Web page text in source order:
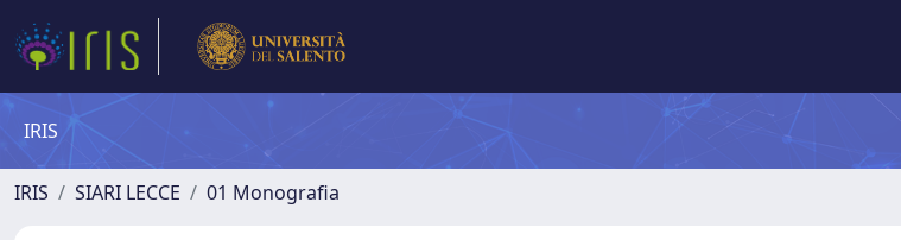
IRIS
IRIS SIARI LECCE 01 Monografia